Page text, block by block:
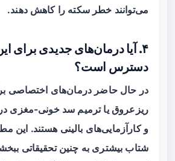
می‌توانند خطر سکته را کاهش دهند.
۴. آیا درمان‌های جدیدی برای
دسترس است؟
در حال حاضر درمان‌های اختصاصی
ریزعروق یا ترمیم سد خونی-مغزی
و کارآزمایی‌های بالینی هستند. این
شتاب بیشتری به چنین تحقیقاتی